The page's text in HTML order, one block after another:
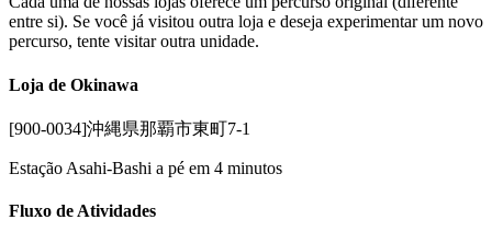
entre si). Se você já visitou outra loja e deseja experimentar um novo
percurso, tente visitar outra unidade.
Loja de Okinawa
[900-0034]沖縄県那覇市東町7-1
Estação Asahi-Bashi a pé em 4 minutos
Fluxo de Atividades